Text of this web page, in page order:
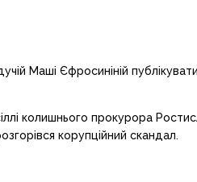
Маші Єфросиніній
колишнього прокурора
корупційний скандал.